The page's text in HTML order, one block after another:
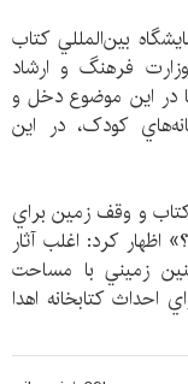
بين‌المللي کتاب
فرهنگ و ارشاد
در اين موضوع دخل و
کودک، در اين
و وقف زمين براي
اظهار کرد: اغلب آثار
زميني با مساحت
احداث کتابخانه اهدا